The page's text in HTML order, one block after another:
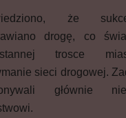
że
drogę, co
trosce
sieci drogowej.
głównie